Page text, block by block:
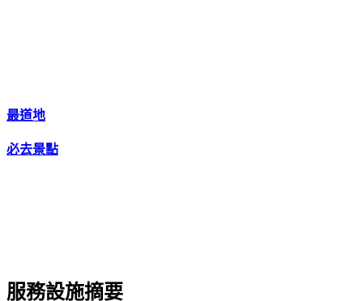
最道地
必去景點
服務設施摘要